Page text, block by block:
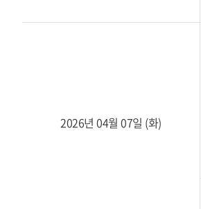
2026년 04월 07일 (화)